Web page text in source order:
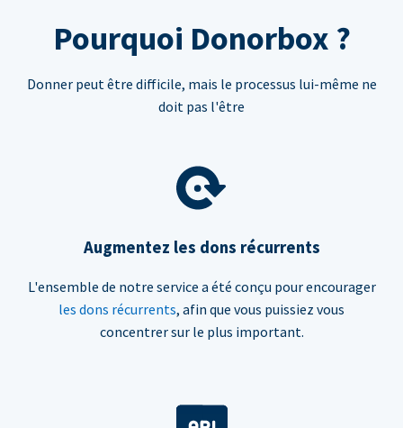
Pourquoi Donorbox ?
Donner peut être difficile, mais le processus lui-même ne
doit pas l'être
Augmentez les dons récurrents
L'ensemble de notre service a été conçu pour encourager
les dons récurrents, afin que vous puissiez vous
concentrer sur le plus important.